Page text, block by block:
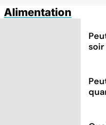
Alimentation
soir